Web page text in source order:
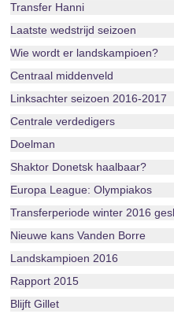
Transfer Hanni
Laatste wedstrijd seizoen
Wie wordt er landskampioen?
Centraal middenveld
Linksachter seizoen 2016-2017
Centrale verdedigers
Doelman
Shaktor Donetsk haalbaar?
Europa League: Olympiakos
Transferperiode winter 2016
Nieuwe kans Vanden Borre
Landskampioen 2016
Rapport 2015
Blijft Gillet